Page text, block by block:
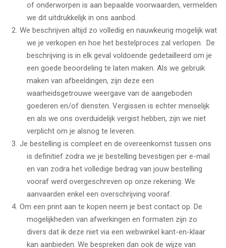
of onderworpen is aan bepaalde voorwaarden, vermelden
we dit uitdrukkelijk in ons aanbod.
We beschrijven altijd zo volledig en nauwkeurig mogelijk wat
we je verkopen en hoe het bestelproces zal verlopen. De
beschrijving is in elk geval voldoende gedetailleerd om je
een goede beoordeling te laten maken. Als we gebruik
maken van afbeeldingen, zijn deze een
waarheidsgetrouwe weergave van de aangeboden
goederen en/of diensten. Vergissen is echter menselijk
en als we ons overduidelijk vergist hebben, zijn we niet
verplicht om je alsnog te leveren.
Je bestelling is compleet en de overeenkomst tussen ons
is definitief zodra we je bestelling bevestigen per e-mail
en van zodra het volledige bedrag van jouw bestelling
vooraf werd overgeschreven op onze rekening. We
aanvaarden enkel een overschrijving vooraf.
Om een print aan te kopen neem je best contact op. De
mogelijkheden van afwerkingen en formaten zijn zo
divers dat ik deze niet via een webwinkel kant-en-klaar
kan aanbieden. We bespreken dan ook de wijze van